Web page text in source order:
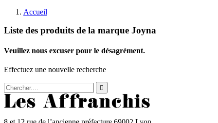
Accueil
Liste des produits de la marque Joyna
Veuillez nous excuser pour le désagrément.
Effectuez une nouvelle recherche
